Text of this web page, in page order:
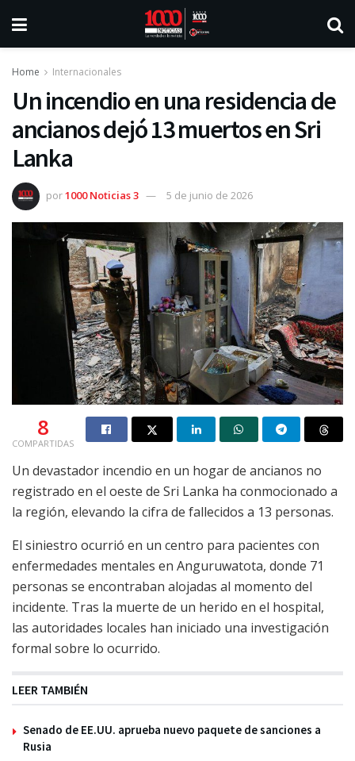
Home Internacionales
Un incendio en una residencia de
ancianos dejó 13 muertos en Sri
Lanka
por1000 Noticias 3 5 de junio de 2026
8
COMPARTIDAS
Un devastador incendio en un hogar de ancianos no
registrado en el oeste de Sri Lanka ha conmocionado a
la región, elevando la cifra de fallecidos a 13 personas.
El siniestro ocurrió en un centro para pacientes con
enfermedades mentales en Anguruwatota, donde 71
personas se encontraban alojadas al momento del
incidente. Tras la muerte de un herido en el hospital,
las autoridades locales han iniciado una investigación
formal sobre lo ocurrido.
LEER TAMBIÉN
Senado de EE.UU. aprueba nuevo paquete de sanciones a
Rusia